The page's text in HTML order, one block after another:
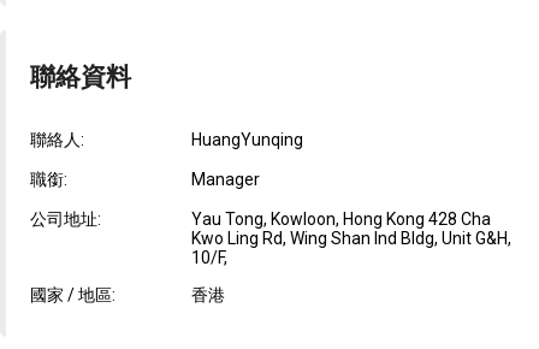
聯絡資料
聯絡人: HuangYunqing
職銜: Manager
公司地址:
Yau Tong, Kowloon, Hong Kong 428 Cha
Kwo Ling Rd, Wing Shan Ind Bldg, Unit G&H,
10/F,
國家 / 地區:
香港